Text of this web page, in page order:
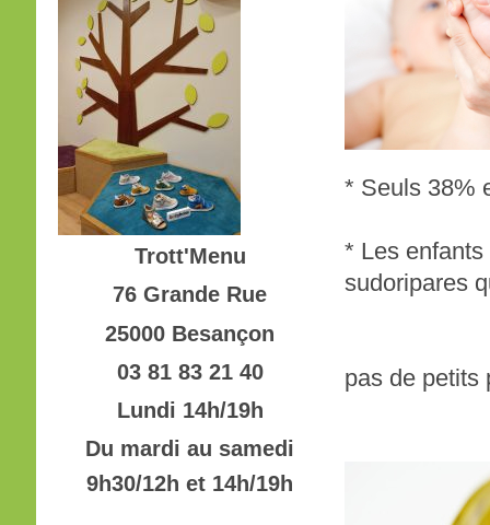
* Seuls 38%
* Les
sudoripares
pas de
Trott'Menu
76 Grande Rue
25000 Besançon
03 81 83 21 40
Lundi 14h/19h
Du mardi au samedi
9h30/12h et 14h/19h